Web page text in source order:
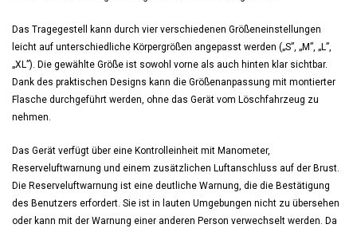
Das Tragegestell kann durch vier verschiedenen Größeneinstellungen
leicht auf unterschiedliche Körpergrößen angepasst werden („S”, „M”, „L”,
„XL”). Die gewählte Größe ist sowohl vorne als auch hinten klar sichtbar.
Dank des praktischen Designs kann die Größenanpassung mit montierter
Flasche durchgeführt werden, ohne das Gerät vom Löschfahrzeug zu
nehmen.
Das Gerät verfügt über eine Kontrolleinheit mit Manometer,
Reserveluftwarnung und einem zusätzlichen Luftanschluss auf der Brust.
Die Reserveluftwarnung ist eine deutliche Warnung, die die Bestätigung
des Benutzers erfordert. Sie ist in lauten Umgebungen nicht zu übersehen
oder kann mit der Warnung einer anderen Person verwechselt werden. Da